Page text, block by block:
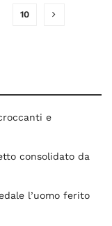
10
e
consolidato da
l’uomo ferito